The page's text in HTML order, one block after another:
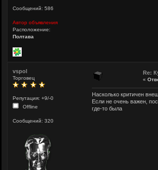
Сообщений: 586
Автор объявления
Расположение:
Полтава
vspol
Торговец
Репутация: +9/-0
Offline
Сообщений: 320
Re:
«
Насколько критичен
Если не очень важен,
где-то была